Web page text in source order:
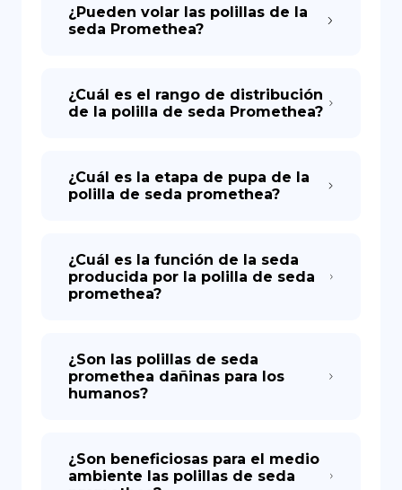
¿Pueden volar las polillas de la
seda Promethea?
¿Cuál es el rango de distribución
de la polilla de seda Promethea?
¿Cuál es la etapa de pupa de la
polilla de seda promethea?
¿Cuál es la función de la seda
producida por la polilla de seda
promethea?
¿Son las polillas de seda
promethea dañinas para los
humanos?
¿Son beneficiosas para el medio
ambiente las polillas de seda